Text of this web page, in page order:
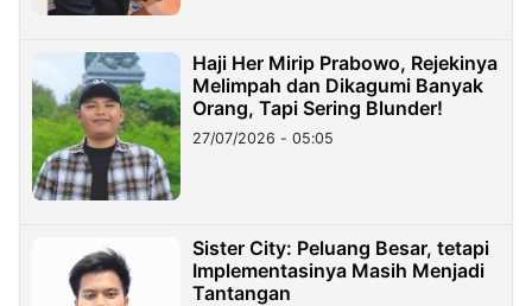
Haji Her Mirip Prabowo, Rejekinya
Melimpah dan Dikagumi Banyak
Orang, Tapi Sering Blunder!
27/07/2026 - 05:05
Sister City: Peluang Besar, tetapi
Implementasinya Masih Menjadi
Tantangan